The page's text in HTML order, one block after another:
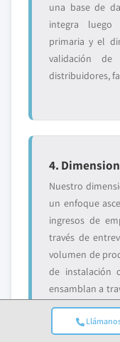
una base de
integra luego
primaria y el
validación de
distribuidores,
4.
Nuestro
un enfoque
ingresos de
través de
volumen de
de instalación
ensamblan a
llegar a una
actividad real